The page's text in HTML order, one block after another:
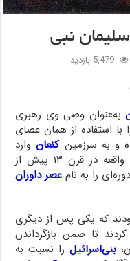
نبی
5,479 بازدید
به‌عنوان وصی وی رهبری
با استفاده از همان عصای
و به سرزمینکنعانوارد
می‌کند. به اعتقاد تاریخ‌نگاران (۱) این واقعه در قرن ۱۳ پیش از
را به نام عصر داوران
بودند که یکی پس از دیگری
تا ضمن بازگرداندن
بنی‌اسرائیلرا نسبت به